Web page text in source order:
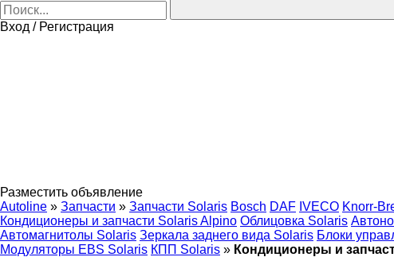
Вход / Регистрация
Разместить объявление
Autoline » Запчасти » Запчасти Solaris Bosch DAF IVECO Knorr-
Кондиционеры и запчасти Solaris Alpino Облицовка Solaris
Автомагнитолы Solaris Зеркала заднего вида Solaris Блоки
Модуляторы EBS Solaris КПП Solaris » Кондиционеры и